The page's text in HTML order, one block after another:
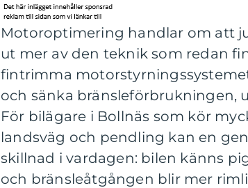
Motoroptimering handlar om att
ut mer av den teknik som redan
fintrimma
och sänka bränsleförbrukningen,
För bilägare i Bollnäs som kör
landsväg och pendling kan en
skillnad i vardagen: bilen känns
och bränsleåtgången blir mer